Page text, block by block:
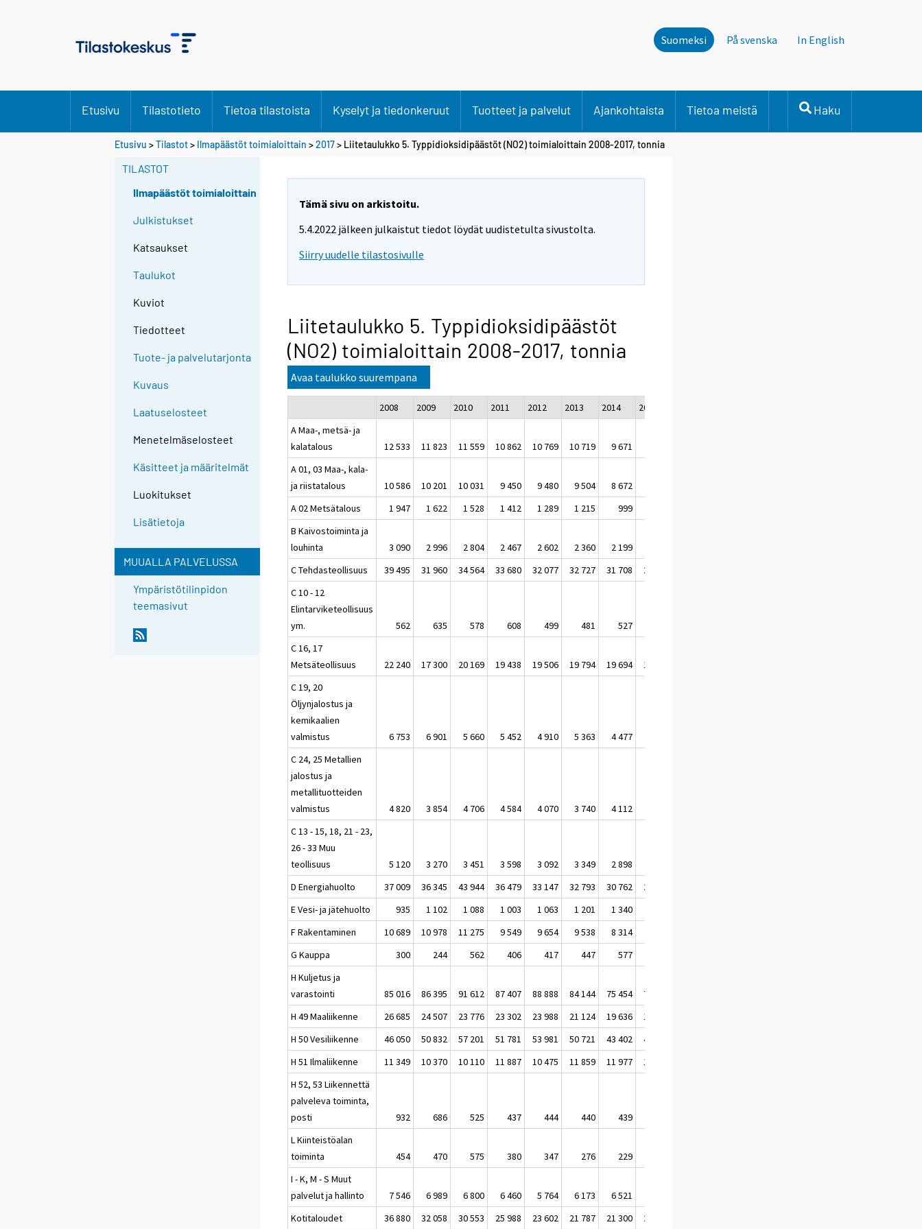
Suomeksi På svenska In English
Etusivu Tilastotieto Tietoa tilastoista Kyselyt ja tiedonkeruut Tuotteet ja palvelut Ajankohtaista Tietoa meistä Haku
Etusivu >Tilastot> Ilmapäästöt toimialoittain >2017> Liitetaulukko 5. Typpidioksidipäästöt (NO2) toimialoittain 2008-2017, tonnia
TILASTOT
Ilmapäästöt toimialoittain
Julkistukset
Katsaukset
Taulukot
Kuviot
Tiedotteet
Tuote- ja palvelutarjonta
Kuvaus
Laatuselosteet
Menetelmäselosteet
Käsitteet ja määritelmät
Luokitukset
Lisätietoja
MUUALLA PALVELUSSA
Ympäristötilinpidon
teemasivut
Tämä sivu on arkistoitu.
5.4.2022 jälkeen julkaistut tiedot löydät uudistetulta sivustolta.
Siirry uudelle tilastosivulle
Liitetaulukko 5. Typpidioksidipäästöt
(NO2) toimialoittain 2008-2017, tonnia
Avaa taulukko suurempana
2008 2009 2010 2011 2012 2013 2014 2015
A Maa-, metsä- ja
kalatalous
12 533 11 823 11 559 10 862 10 769 10 719 9 671
A 01, 03 Maa-, kala-
ja riistatalous
10 586 10 201 10 031 9 450 9 480 9 504 8 672
A 02 Metsätalous
1 947 1 622 1 528 1 412 1 289 1 215 999
B Kaivostoiminta ja
louhinta
3 090 2 996 2 804 2 467 2 602 2 360 2 199
C Tehdasteollisuus
39 495 31 960 34 564 33 680 32 077 32 727 31 708 29 862
C 10 - 12
Elintarviketeollisuus
ym.
562 635 578 608 499 481 527
C 16, 17
Metsäteollisuus
22 240 17 300 20 169 19 438 19 506 19 794 19 694 19 152
C 19, 20
Öljynjalostus ja
kemikaalien
valmistus
6 753 6 901 5 660 5 452 4 910 5 363 4 477
C 24, 25 Metallien
jalostus ja
metallituotteiden
valmistus
4 820 3 854 4 706 4 584 4 070 3 740 4 112
C 13 - 15, 18, 21 - 23,
26 - 33 Muu
teollisuus
5 120 3 270 3 451 3 598 3 092 3 349 2 898
D Energiahuolto
37 009 36 345 43 944 36 479 33 147 32 793 30 762 26 621
E Vesi- ja jätehuolto
935 1 102 1 088 1 003 1 063 1 201 1 340
F Rakentaminen
10 689 10 978 11 275 9 549 9 654 9 538 8 314
G Kauppa
300 244 562 406 417 447 577
H Kuljetus ja
varastointi
85 016 86 395 91 612 87 407 88 888 84 144 75 454 72 869
H 49 Maaliikenne
26 685 24 507 23 776 23 302 23 988 21 124 19 636 19 290
H 50 Vesiliikenne
46 050 50 832 57 201 51 781 53 981 50 721 43 402 40 829
H 51 Ilmaliikenne
11 349 10 370 10 110 11 887 10 475 11 859 11 977 12 285
H 52, 53 Liikennettä
palveleva toiminta,
posti
932 686 525 437 444 440 439
L Kiinteistöalan
toiminta
454 470 575 380 347 276 229
I - K, M - S Muut
palvelut ja hallinto
7 546 6 989 6 800 6 460 5 764 6 173 6 521
Kotitaloudet
36 880 32 058 30 553 25 988 23 602 21 787 21 300 20 382